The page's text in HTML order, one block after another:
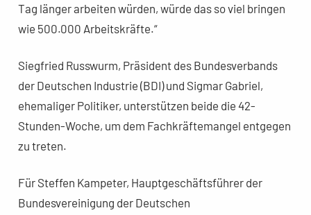
Tag länger arbeiten würden, würde das so viel bringen
wie 500.000 Arbeitskräfte.“
Siegfried Russwurm, Präsident des Bundesverbands
der Deutschen Industrie (BDI) und Sigmar Gabriel,
ehemaliger Politiker, unterstützen beide die 42-
Stunden-Woche, um dem Fachkräftemangel entgegen
zu treten.
Für Steffen Kampeter, Hauptgeschäftsführer der
Bundesvereinigung der Deutschen